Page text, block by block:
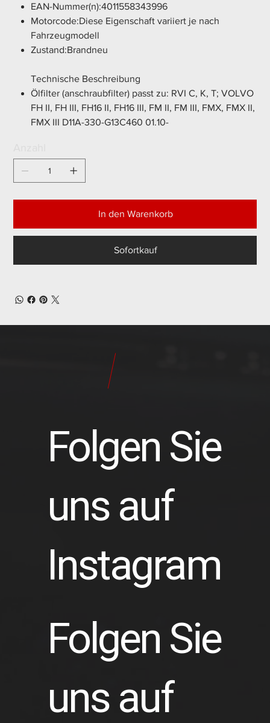
EAN-Nummer(n):4011558343996
Motorcode:Diese Eigenschaft variiert je nach
Fahrzeugmodell
Zustand:Brandneu
Technische Beschreibung
Ölfilter (anschraubfilter) passt zu: RVI C, K, T; VOLVO
FH II, FH III, FH16 II, FH16 III, FM II, FM III, FMX, FMX II,
FMX III D11A-330-G13C460 01.10-
In den Warenkorb
Sofortkauf
Folgen Sie
uns auf
Instagram
Folgen Sie
uns auf